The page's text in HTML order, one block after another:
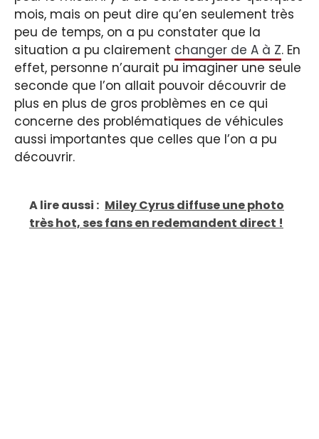
mois, mais on peut dire qu’en seulement très
peu de temps, on a pu constater que la
situation a pu clairement changer de A à Z. En
effet, personne n’aurait pu imaginer une seule
seconde que l’on allait pouvoir découvrir de
plus en plus de gros problèmes en ce qui
concerne des problématiques de véhicules
aussi importantes que celles que l’on a pu
découvrir.
A lire aussi : Miley Cyrus diffuse une photo
très hot, ses fans en redemandent direct !